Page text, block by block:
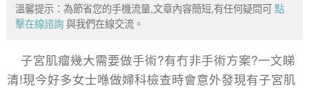
溫馨提示：為節省您的手機流量,文章內容簡短,有任何疑問可點
擊在線諮詢 與我們在線交流。
子宮肌瘤幾大需要做手術?有冇非手術方案?一文睇
清!現今好多女士喺做婦科檢查時會意外發現有子宮肌